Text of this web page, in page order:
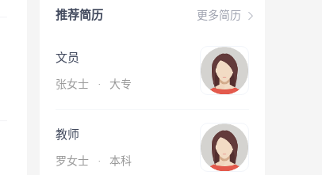
更多简历
推荐简历
文员
张女士 · 大专
教师
罗女士 · 本科